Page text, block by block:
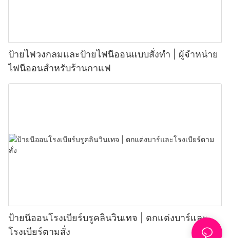
ป้ายไฟวงกลมและป้ายไฟนีออนแบบสั่งทำ | ผู้จำหน่าย
ไฟนีออนสำหรับร้านกาแฟ
ป้ายนีออนโรงเบียร์บรูคลินวินเทจ | ตกแต่งบาร์และ
โรงเบียร์ตามสั่ง